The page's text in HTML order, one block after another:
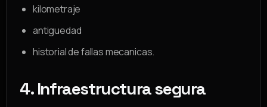
kilometraje
antiguedad
historial de fallas mecanicas.
4. Infraestructura segura